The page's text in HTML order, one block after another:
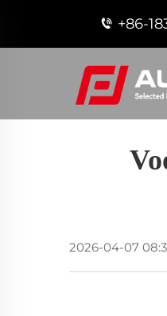
+86-
2026-04-07